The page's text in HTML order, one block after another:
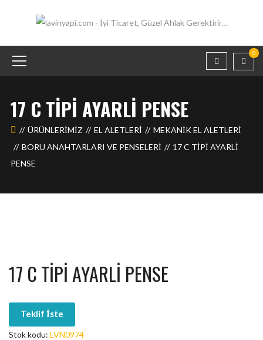
0
17 C TIPI AYARLI PENSE
ÜRÜNLERIMIZ EL ALETLERİ
MEKANIK EL ALETLERI
BORU ANAHTARLARI VE PENSELERI
17 C TIPI AYARLI
PENSE
17 C TIPI AYARLI PENSE
Teklif İste
Stok kodu: LVN0974